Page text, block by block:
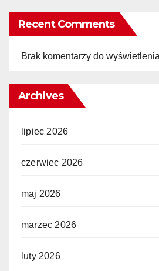
Recent Comments
Brak komentarzy do
Archives
lipiec 2026
czerwiec 2026
maj 2026
marzec 2026
luty 2026